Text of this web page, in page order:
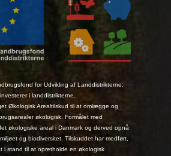
for Udvikling af Landdistrikterne:
i landdistrikterne.
Økologisk Arealtilskud til at omlægge og
økologisk. Formålet med
økologiske areal i Danmark og derved opnå
og biodiversitet. Tilskuddet har medført,
i stand til at opretholde en økologisk